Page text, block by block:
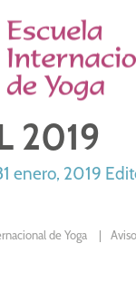
2019
enero, 2019
de Yoga